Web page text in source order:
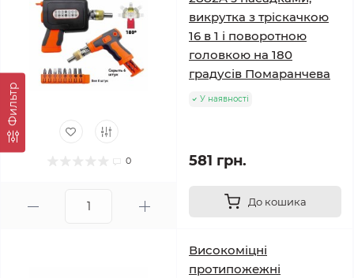
Фильтр
0
викрутка з тріскачкою
16 в 1 і поворотною
головкою на 180
градусів Помаранчева
У наявності
581 грн.
До кошика
Високоміцні
протипожежні